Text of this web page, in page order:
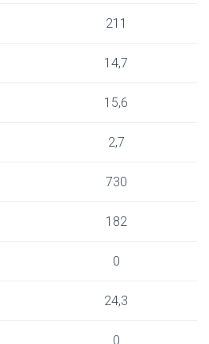
211
14,7
15,6
2,7
730
182
0
24,3
0